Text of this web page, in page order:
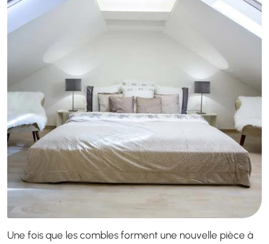
Une fois que les combles forment une nouvelle pièce à